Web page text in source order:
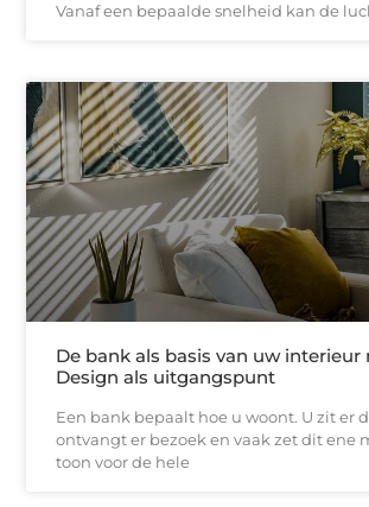
Vanaf een bepaalde snelheid kan de
De bank als basis van uw
Design als uitgangspunt
Een bank bepaalt hoe u woont. U zit er
ontvangt er bezoek en vaak zet dit ene
toon voor de hele